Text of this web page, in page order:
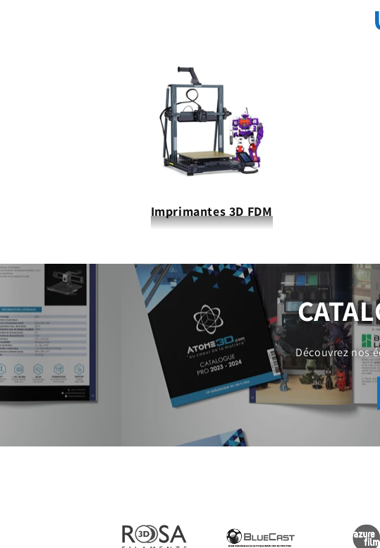
Imprimantes 3D FDM
Découvrez nos